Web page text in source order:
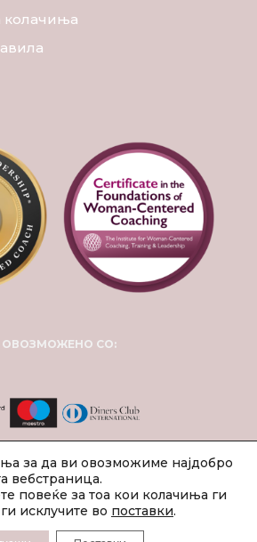
колачиња
ОВОЗМОЖЕНО СО:
за да ви овозможиме најдобро
вебстраница.
повеќе за тоа кои колачиња ги
исклучите во поставки.